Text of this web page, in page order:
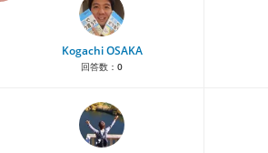
Kogachi OSAKA
回答数： 0